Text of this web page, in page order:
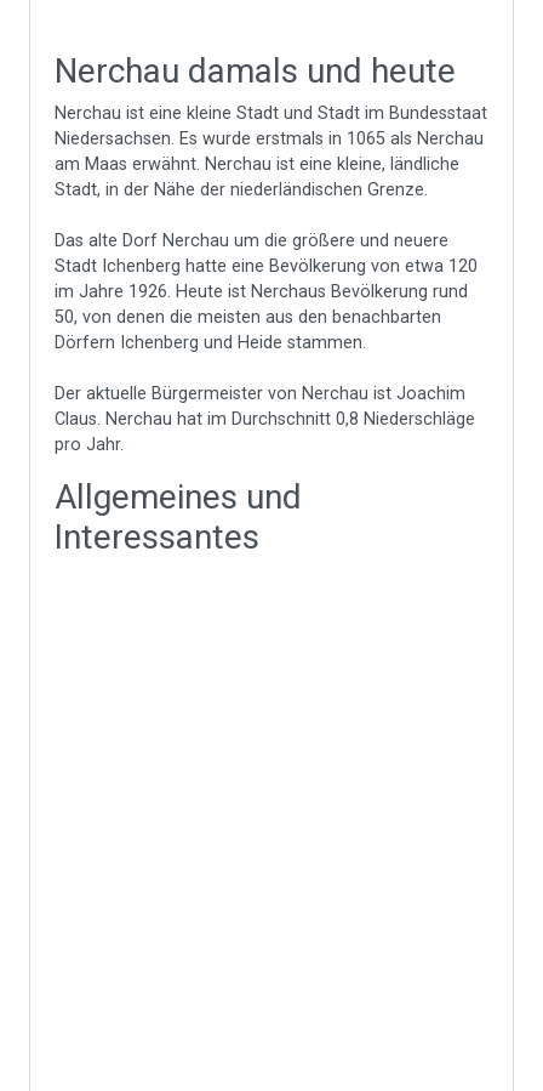
Nerchau damals und heute
Nerchau ist eine kleine Stadt und Stadt im Bundesstaat
Niedersachsen. Es wurde erstmals in 1065 als Nerchau
am Maas erwähnt. Nerchau ist eine kleine, ländliche
Stadt, in der Nähe der niederländischen Grenze.
Das alte Dorf Nerchau um die größere und neuere
Stadt Ichenberg hatte eine Bevölkerung von etwa 120
im Jahre 1926. Heute ist Nerchaus Bevölkerung rund
50, von denen die meisten aus den benachbarten
Dörfern Ichenberg und Heide stammen.
Der aktuelle Bürgermeister von Nerchau ist Joachim
Claus. Nerchau hat im Durchschnitt 0,8 Niederschläge
pro Jahr.
Allgemeines und
Interessantes